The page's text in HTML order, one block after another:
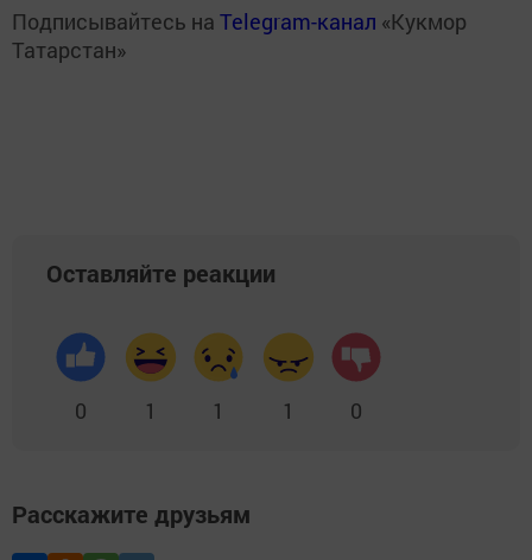
Подписывайтесь на Telegram-канал «Кукмор
Татарстан»
Оставляйте реакции
0 1 1 1 0
Расскажите друзьям